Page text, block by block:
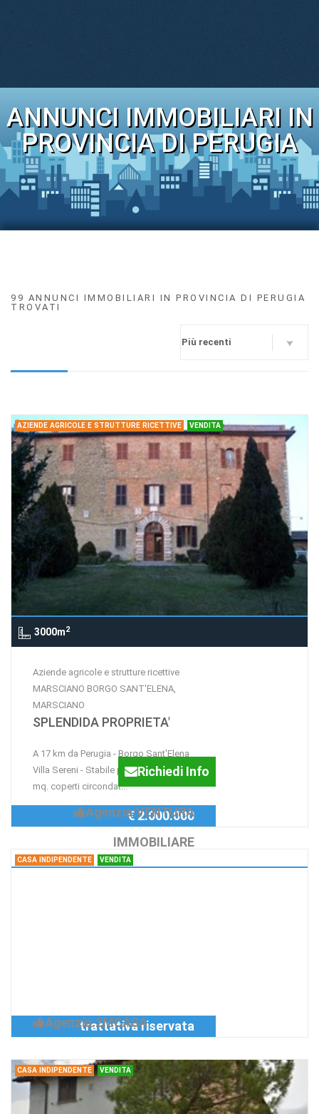
ANNUNCI IMMOBILIARI IN
PROVINCIA DI PERUGIA
99 ANNUNCI IMMOBILIARI IN PROVINCIA DI PERUGIA
TROVATI
AZIENDE AGRICOLE E STRUTTURE RICETTIVE VENDITA
3000m2
Aziende agricole e strutture ricettive
MARSCIANO BORGO SANT'ELENA,
MARSCIANO
SPLENDIDA PROPRIETA'
A 17 km da Perugia - Borgo Sant'Elena
Villa Sereni - Stabile padronale di 3000
mq. coperti circondat...
Richiedi Info
Agenzia:VENTURA
IMMOBILIARE
€ 2.000.000
CASA INDIPENDENTE VENDITA
Agenzia:2MCASA
trattativa riservata
CASA INDIPENDENTE VENDITA